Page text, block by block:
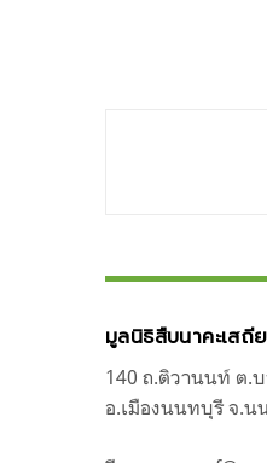
มูลนิธิสืบนาคะเสถี
140 ถ.ติวานนท์ ต.บ
อ.เมืองนนทบุรี จ.น